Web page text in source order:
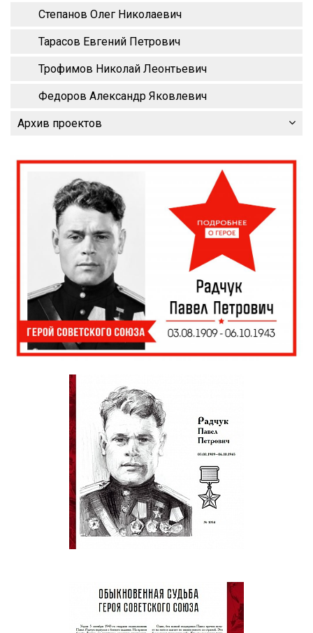
Степанов Олег Николаевич
Тарасов Евгений Петрович
Трофимов Николай Леонтьевич
Федоров Александр Яковлевич
Архив проектов